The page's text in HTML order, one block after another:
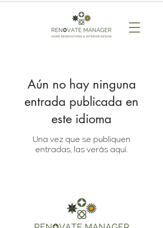
Aún no hay ninguna
entrada publicada en
este idioma
Una vez que se publiquen
entradas, las verás aquí.